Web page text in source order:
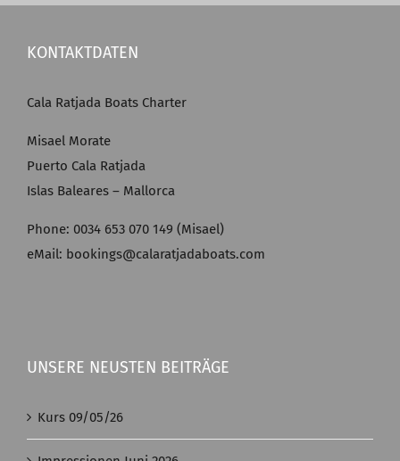
KONTAKTDATEN
Cala Ratjada Boats Charter
Misael Morate
Puerto Cala Ratjada
Islas Baleares – Mallorca
Phone: 0034 653 070 149 (Misael)
eMail: bookings@calaratjadaboats.com
UNSERE NEUSTEN BEITRÄGE
Kurs 09/05/26